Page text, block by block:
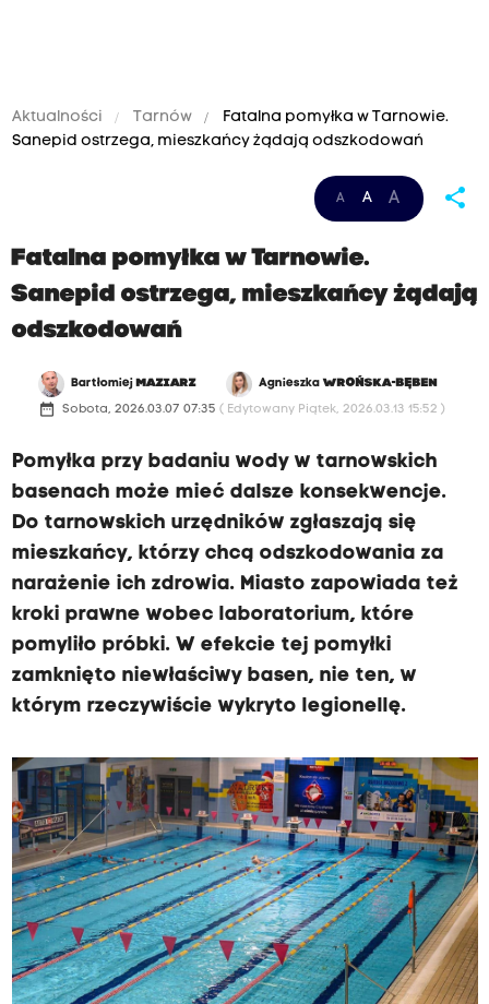
Aktualności Tarnów
Fatalna pomyłka w Tarnowie.
Sanepid ostrzega, mieszkańcy żądają odszkodowań
A A A share
Fatalna pomyłka w Tarnowie.
Sanepid ostrzega, mieszkańcy żądają
odszkodowań
Bartłomiej MAZIARZ AgnieszkaWROŃSKA-BĘBEN
date_range Sobota, 2026.03.07 07:35 ( Edytowany Piątek, 2026.03.13 15:52 )
Pomyłka przy badaniu wody w tarnowskich
basenach może mieć dalsze konsekwencje.
Do tarnowskich urzędników zgłaszają się
mieszkańcy, którzy chcą odszkodowania za
narażenie ich zdrowia. Miasto zapowiada też
kroki prawne wobec laboratorium, które
pomyliło próbki. W efekcie tej pomyłki
zamknięto niewłaściwy basen, nie ten, w
którym rzeczywiście wykryto legionellę.
w
i
a
f
f
m
a
n
t
p
:
w
w
.
r
a
d
i
o
k
a
k
o
w
.
p
l
/